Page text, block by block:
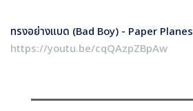
ทรงอย่างแบด (Bad Boy) - Paper Planes
https://youtu.be/cqQAzpZBpAw